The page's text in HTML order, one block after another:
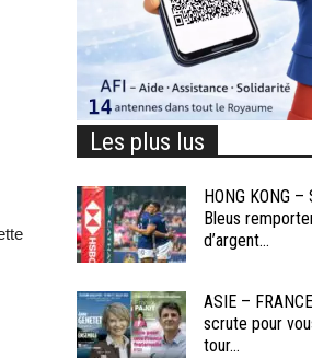
Les plus lus
HONG KONG
Bleus
d’argent...
ASIE –
scrute pour
tour...